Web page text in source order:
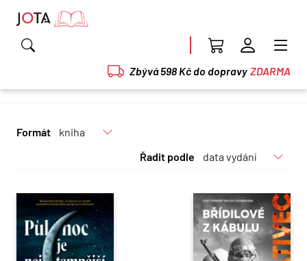
Zbývá 598 Kč do dopravy ZDARMA
Formát
Řadit podle